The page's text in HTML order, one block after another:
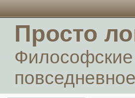
Просто
повседневное